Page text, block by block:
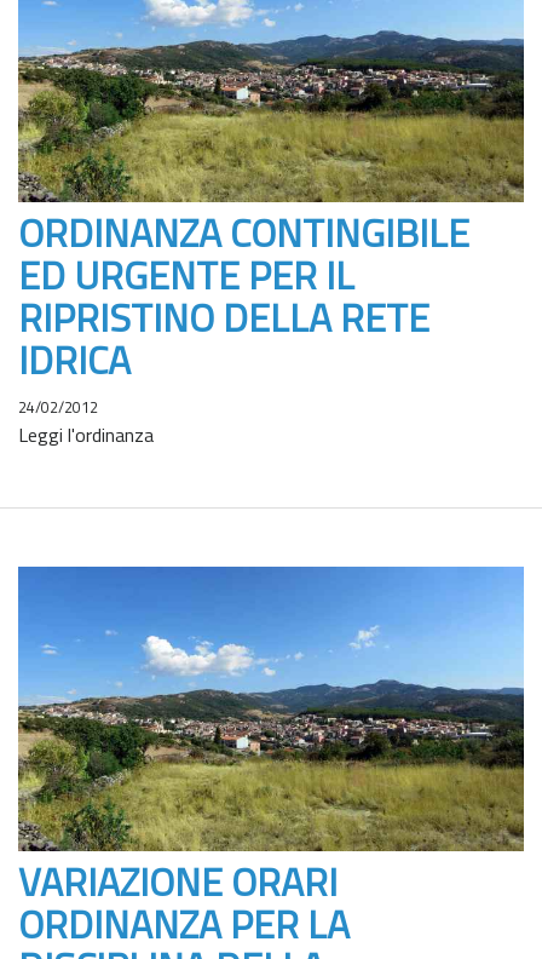
ORDINANZA CONTINGIBILE
ED URGENTE PER IL
RIPRISTINO DELLA RETE
IDRICA
24/02/2012
Leggi l'ordinanza
VARIAZIONE ORARI
ORDINANZA PER LA